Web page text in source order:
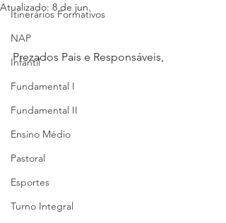
Itinerários Formativos
NAP
Infantil
Fundamental I
Fundamental II
Ensino Médio
Pastoral
Esportes
Turno Integral
Atualizado: 8 de jun.
Prezados Pais e Responsáveis,